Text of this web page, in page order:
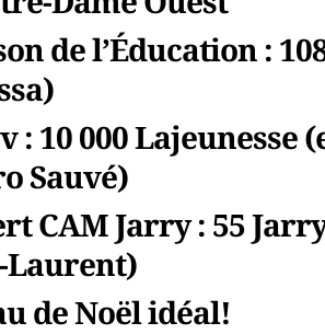
de l’Éducation :
: 10 000 Lajeunesse
Sauvé)
CAM Jarry: 55
Laurent)
de Noël idéal!